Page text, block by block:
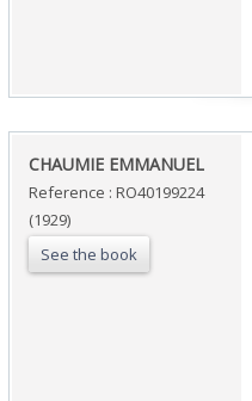
‎CHAUMIE EMMANUEL‎
Reference : RO40199224
(1929)
See the book